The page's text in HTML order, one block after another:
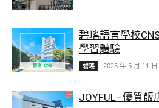
碧瑤語言學校
學習體驗
碧瑤 2025 年 5 月 11 日
JOYFUL–優質飯